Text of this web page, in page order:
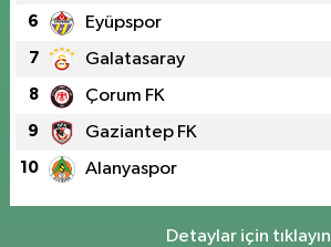
6 Eyüpspor
7 Galatasaray
8 Çorum FK
9 Gaziantep FK
10 Alanyaspor
Detaylar için tıklayın